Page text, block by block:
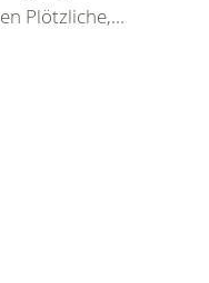
Plötzliche,...